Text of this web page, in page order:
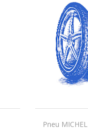
Pneu